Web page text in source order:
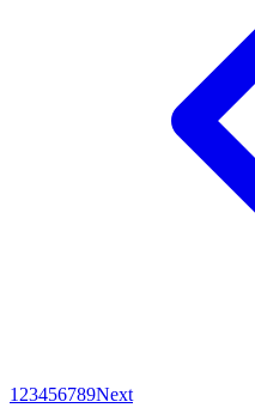
1 23456789Next